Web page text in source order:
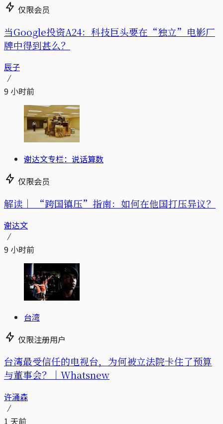
仅限会员
当Google投资A24：科技巨头要在“独立”电影厂
牌中得到甚么？
辰子
9 小时前
谢达文专栏：说话算数
仅限会员
解读｜ “跨国镇压”指南：如何在他国打压异议？
谢达文
9 小时前
台湾
仅限注册用户
台湾最受信任的电视台，为何被立法院卡住了预算
与董事会？｜Whatsnew
许涌森
1 天前